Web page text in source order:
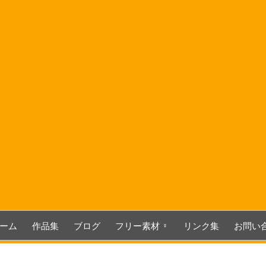
ム 作品集 ブログ フリー素材 リンク集 お問い